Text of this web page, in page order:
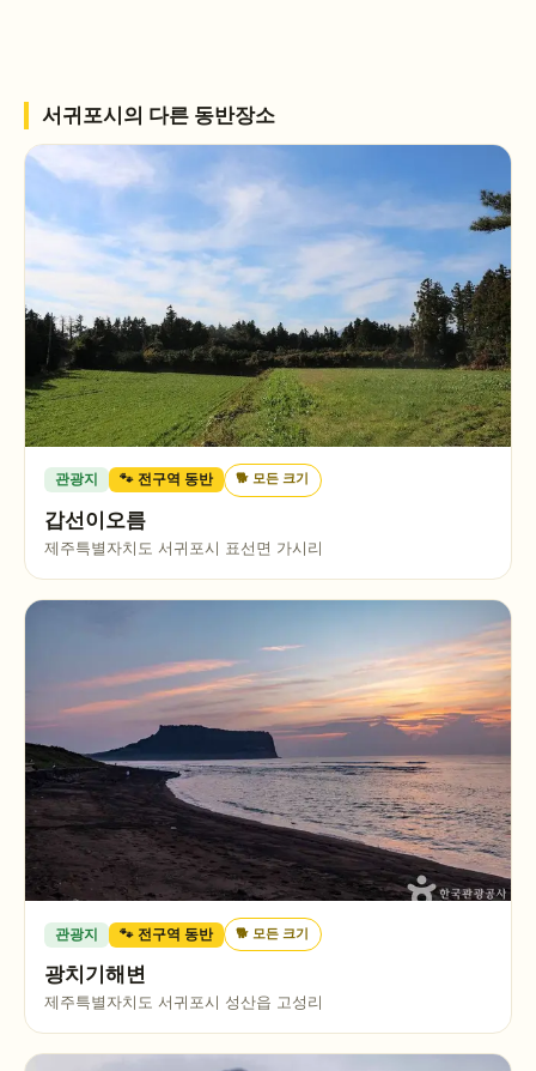
서귀포시 의 다른 동반장소
관광지 🐾 전구역 동반 🐕모든 크기
갑선이오름
제주특별자치도 서귀포시 표선면 가시리
관광지 🐾 전구역 동반 🐕 모든 크기
광치기해변
제주특별자치도 서귀포시 성산읍 고성리